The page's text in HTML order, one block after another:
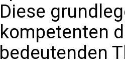
Diese
kompetenten
bedeutenden